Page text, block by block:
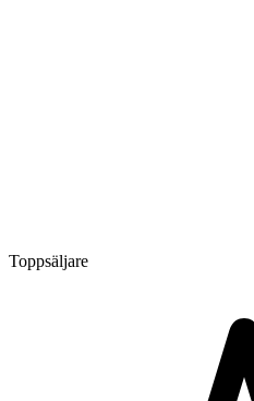
Toppsäljare